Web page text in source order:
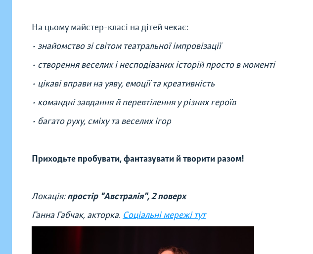
На цьому майстер-класі на дітей чекає:
• знайомство зі світом театральної імпровізації
• створення веселих і несподіваних історій просто в моменті
• цікаві вправи на уяву, емоції та креативність
• командні завдання й перевтілення у різних героїв
• багато руху, сміху та веселих ігор
Приходьте пробувати, фантазувати й творити разом!
Локація:простір "Австралія", 2 поверх
Ганна Габчак, акторка. Соціальні мережі тут